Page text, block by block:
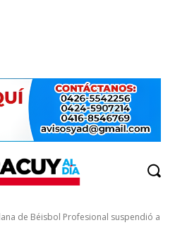
de Béisbol Profesional suspendió a